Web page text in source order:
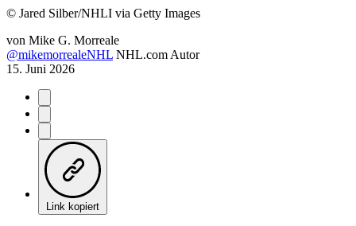
© Jared Silber/NHLI via Getty Images
von Mike G. Morreale
@mikemorrealeNHL NHL.com Autor
15. Juni 2026
Link kopiert